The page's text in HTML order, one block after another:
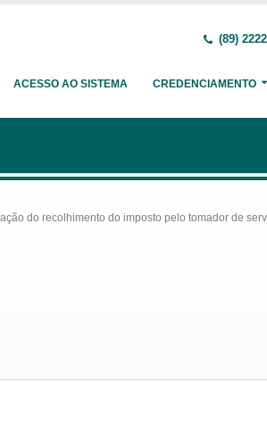
(89)
ACESSO AO SISTEMA CREDENCIAMENTO
do recolhimento do imposto pelo tomador de